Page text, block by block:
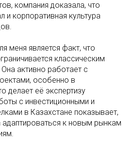
компания доказала, что
и корпоративная культура
меня является факт, что
классическим
активно работает с
особенно в
делает её экспертизу
с инвестиционными и
в Казахстане показывает,
к новым рынкам